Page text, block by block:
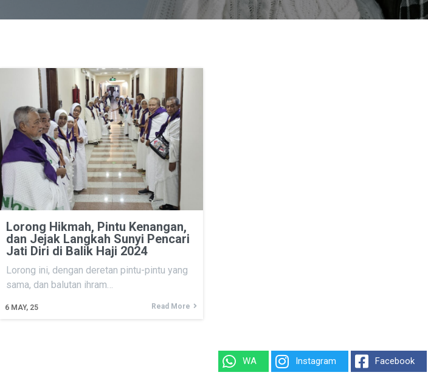
Lorong Hikmah, Pintu Kenangan,
dan Jejak Langkah Sunyi Pencari
Jati Diri di Balik Haji 2024
6 MAY, 25
Lorong ini, dengan deretan pintu-pintu yang
sama, dan balutan ihram…
Read More
WA Instagram Facebook